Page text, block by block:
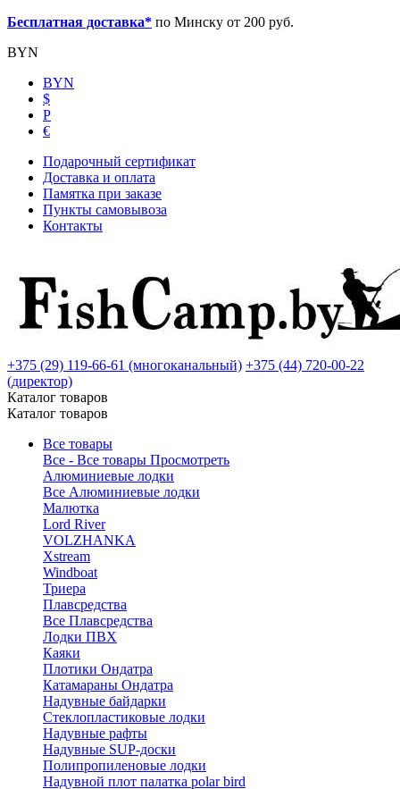
Бесплатная доставка* по Минску от 200 руб.
BYN
BYN
$
Р
€
Подарочный сертификат
Доставка и оплата
Памятка при заказе
Пункты самовывоза
Контакты
+375 (29) 119-66-61 (многоканальный) +375 (44) 720-00-22
(директор)
Каталог товаров
Каталог товаров
Все товары
Все - Все товары Просмотреть
Алюминиевые лодки
Все Алюминиевые лодки
Малютка
Lord River
VOLZHANKA
Xstream
Windboat
Триера
Плавсредства
Все Плавсредства
Лодки ПВХ
Каяки
Плотики Ондатра
Катамараны Ондатра
Надувные байдарки
Стеклопластиковые лодки
Надувные рафты
Надувные SUP-доски
Полипропиленовые лодки
Надувной плот палатка polar bird